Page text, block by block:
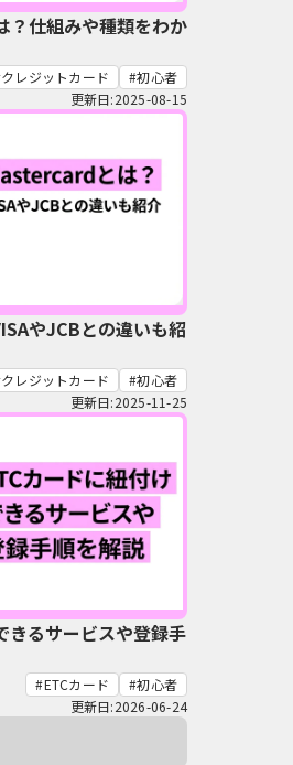
？仕組みや種類をわか
クレジットカード
初心者
更新日:2025-08-15
やJCBとの違いも紹
クレジットカード
初心者
更新日:2025-11-25
きるサービスや登録手
ETCカード
初心者
更新日:2026-06-24